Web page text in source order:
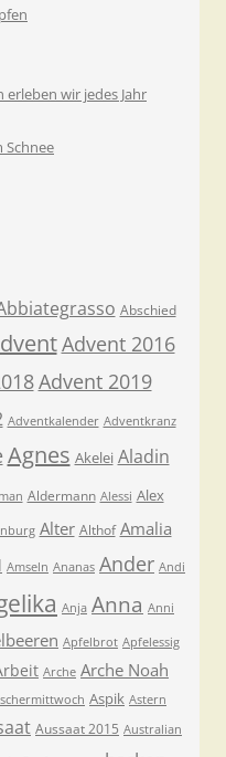
wir jedes Jahr
Schnee
Abschied
Advent 2016
Advent 2019
Adventkalender Adventkranz
Agnes Akelei Aladin
Aldermann Alessi Alex
Alter Althof Amalia
Amseln Ananas Ander Andi
Anja Anna Anni
Apfelbrot Apfelessig
Arche Arche Noah
Aspik Astern
Aussaat 2015 Australian